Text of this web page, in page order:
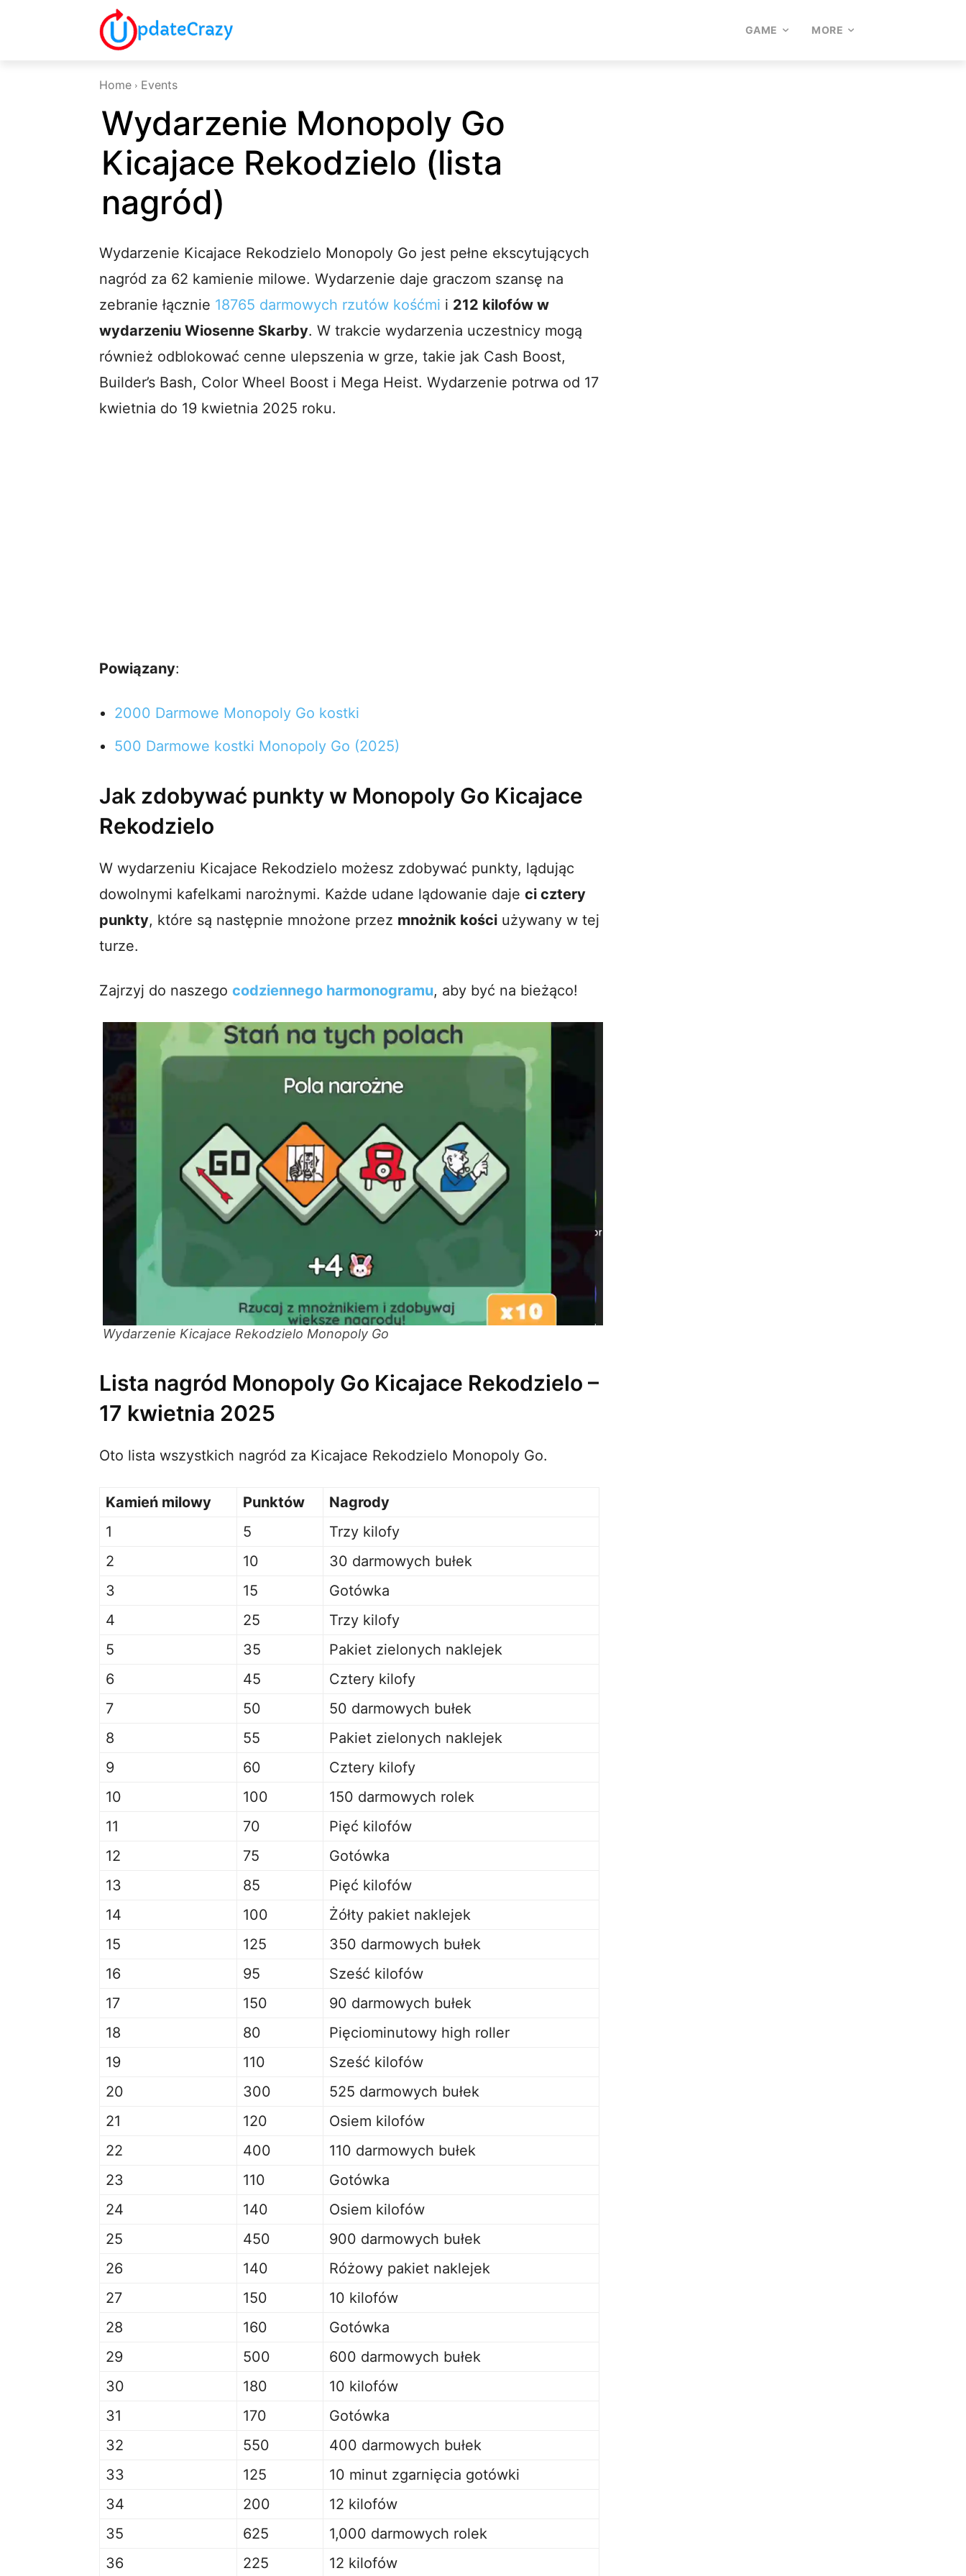
GAME MORE
Home Events
Wydarzenie Monopoly Go
Kicajace Rekodzielo (lista
nagród)
Wydarzenie Kicajace Rekodzielo Monopoly Go jest pełne ekscytujących
nagród za 62 kamienie milowe. Wydarzenie daje graczom szansę na
zebranie łącznie 18765 darmowych rzutów kośćmi i 212 kilofów w
wydarzeniu Wiosenne Skarby. W trakcie wydarzenia uczestnicy mogą
również odblokować cenne ulepszenia w grze, takie jak Cash Boost,
Builder’s Bash, Color Wheel Boost i Mega Heist. Wydarzenie potrwa od 17
kwietnia do 19 kwietnia 2025 roku.
Powiązany:
2000 Darmowe Monopoly Go kostki
500 Darmowe kostki Monopoly Go (2025)
Jak zdobywać punkty w Monopoly Go Kicajace
Rekodzielo
W wydarzeniu Kicajace Rekodzielo możesz zdobywać punkty, lądując
dowolnymi kafelkami narożnymi. Każde udane lądowanie daje ci cztery
punkty, które są następnie mnożone przez mnożnik kości używany w tej
turze.
Zajrzyj do naszego codziennego harmonogramu, aby być na bieżąco!
Wydarzenie Kicajace Rekodzielo Monopoly Go
Lista nagród Monopoly Go Kicajace Rekodzielo –
17 kwietnia 2025
Oto lista wszystkich nagród za Kicajace Rekodzielo Monopoly Go.
Kamień milowy Punktów
Nagrody
1
5
Trzy kilofy
2
10
30 darmowych bułek
3
15
Gotówka
4
25
Trzy kilofy
5
35
Pakiet zielonych naklejek
6
45
Cztery kilofy
7
50
50 darmowych bułek
8
55
Pakiet zielonych naklejek
9
60
Cztery kilofy
10
100
150 darmowych rolek
11
70
Pięć kilofów
12
75
Gotówka
13
85
Pięć kilofów
14
100
Żółty pakiet naklejek
15
125
350 darmowych bułek
16
95
Sześć kilofów
17
150
90 darmowych bułek
18
80
Pięciominutowy high roller
19
110
Sześć kilofów
20
300
525 darmowych bułek
21
120
Osiem kilofów
22
400
110 darmowych bułek
23
110
Gotówka
24
140
Osiem kilofów
25
450
900 darmowych bułek
26
140
Różowy pakiet naklejek
27
150
10 kilofów
28
160
Gotówka
29
500
600 darmowych bułek
30
180
10 kilofów
31
170
Gotówka
32
550
400 darmowych bułek
33
125
10 minut zgarnięcia gotówki
34
200
12 kilofów
35
625
1,000 darmowych rolek
36
225 12 kilofów